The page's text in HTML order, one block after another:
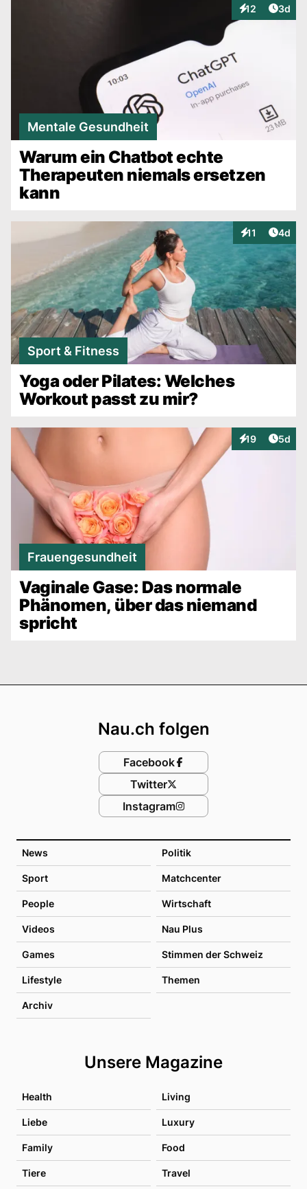
12
Interaktionen
3d
Mentale Gesundheit
Warum ein Chatbot echte
Therapeuten niemals ersetzen
kann
11
Interaktionen
4d
Sport & Fitness
Yoga oder Pilates: Welches
Workout passt zu mir?
19
Interaktionen
5d
Frauengesundheit
Vaginale Gase: Das normale
Phänomen, über das niemand
spricht
News Politik
Sport Matchcenter
People Wirtschaft
Videos Nau Plus
Games Stimmen der Schweiz
Lifestyle Themen
Archiv
Unsere Magazine
Health Living
Liebe Luxury
Family Food
Tiere Travel
Nau.ch folgen
Facebook
Twitter
Instagram